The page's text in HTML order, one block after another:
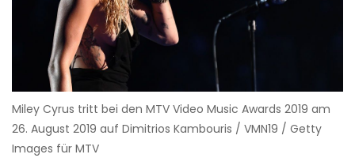
Miley Cyrus tritt bei den MTV Video Music Awards 2019 am
26. August 2019 auf Dimitrios Kambouris / VMN19 / Getty
Images für MTV